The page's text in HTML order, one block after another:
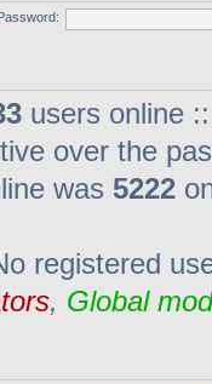
Password:
users online
over the
was 5222
registered
, Global